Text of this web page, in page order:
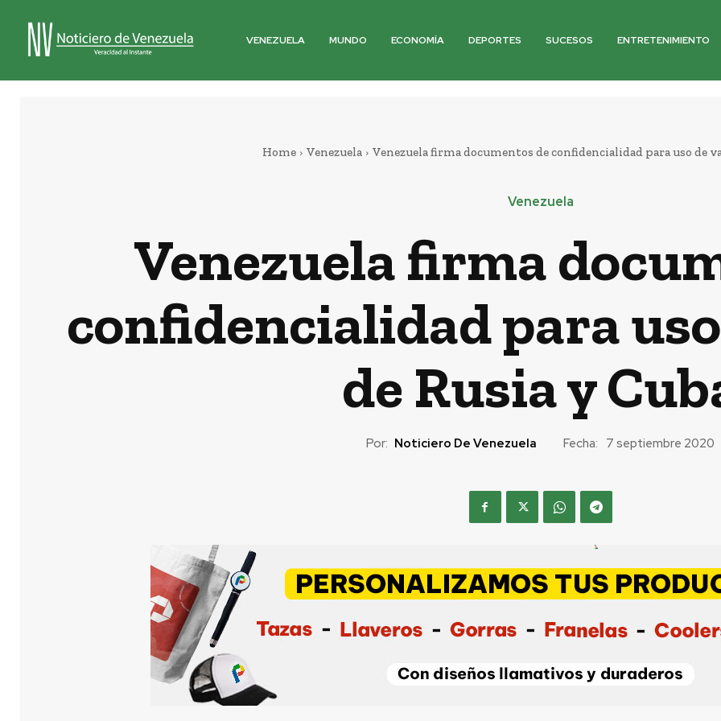
VENEZUELA MUNDO ECONOMÍA DEPORTES SUCESOS ENTRETENIMIENTO
Home Venezuela Venezuela firma documentos de confidencialidad para uso de
Venezuela
Venezuela firma
confidencialidad para
de Rusia y
Por: Noticiero De Venezuela Fecha: 7 septiembre 2020